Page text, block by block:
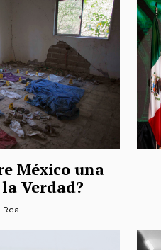
México una
Verdad?
Rea